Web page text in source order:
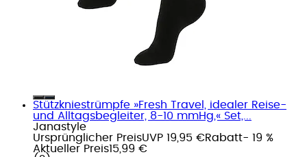
Stützkniestrümpfe »Fresh Travel, idealer Reise-
und Alltagsbegleiter, 8-10 mmHg,« Set,...
Janastyle
Ursprünglicher PreisUVP 19,95 €Rabatt- 19 %
Aktueller Preis15,99 €